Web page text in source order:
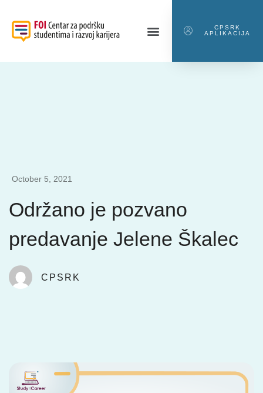
CPSRK
APLIKACIJA
October 5, 2021
Održano je pozvano
predavanje Jelene Škalec
CPSRK